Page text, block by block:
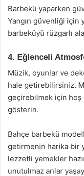
Barbekü yaparken
Yangın güvenliği için
barbeküyü rüzgarlı
4. Eğlenceli
Müzik, oyunlar ve
hale getirebilirsiniz.
geçirebilmek için hoş
gösterin.
Bahçe barbekü
getirmenin harika bir
lezzetli yemekler
unutulmaz anlar